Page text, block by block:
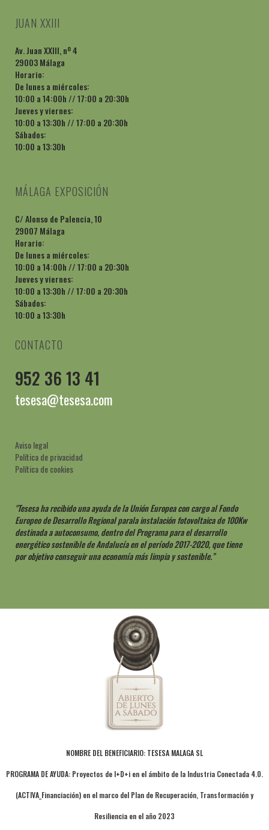
JUAN XXIII
Av. Juan XXIII, nº 4
29003 Málaga
Horario:
De lunes a miércoles:
10:00 a 14:00h // 17:00 a 20:30h
Jueves y viernes:
10:00 a 13:30h // 17:00 a 20:30h
Sábados:
10:00 a 13:30h
MÁLAGA EXPOSICIÓN
C/ Alonso de Palencia, 10
29007 Málaga
Horario:
De lunes a miércoles:
10:00 a 14:00h // 17:00 a 20:30h
Jueves y viernes:
10:00 a 13:30h // 17:00 a 20:30h
Sábados:
10:00 a 13:30h
CONTACTO
952 36 13 41
tesesa@tesesa.com
Aviso legal
Política de privacidad
Política de cookies
"Tesesa ha recibido una ayuda de la Unión Europea con cargo al Fondo
Europeo de Desarrollo Regional parala instalación fotovoltaica de 100Kw
destinada a autoconsumo, dentro del Programa para el desarrollo
energético sostenible de Andalucía en el período 2017-2020, que tiene
por objetivo conseguir una economía más limpia y sostenible.”
NOMBRE DEL BENEFICIARIO: TESESA MALAGA SL
PROGRAMA DE AYUDA: Proyectos de I+D+i en el ámbito de la Industria Conectada 4.0.
(ACTIVA_Financiación) en el marco del Plan de Recuperación, Transformación y
Resiliencia en el año 2023